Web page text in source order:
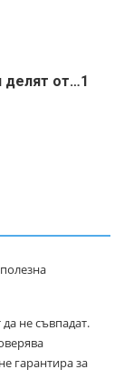
делят от…1
не съвпадат.
гарантира за